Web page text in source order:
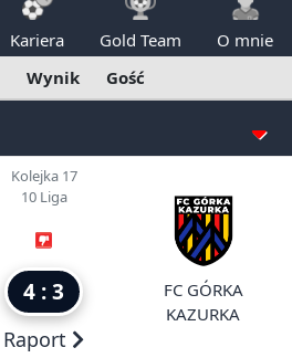
Kariera Gold Team
O mnie
Wynik Gość
Kolejka 17
10 Liga
4 : 3
Raport
FC GÓRKA
KAZURKA